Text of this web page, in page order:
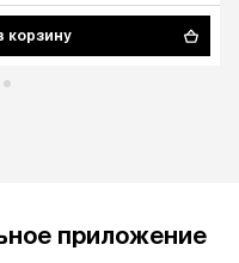
корзину
приложение